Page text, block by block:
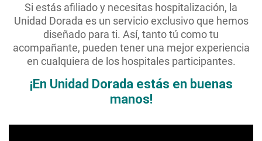
Si estás afiliado y necesitas hospitalización, la
Unidad Dorada es un servicio exclusivo que hemos
diseñado para ti. Así, tanto tú como tu
acompañante, pueden tener una mejor experiencia
en cualquiera de los hospitales participantes.
¡En Unidad Dorada estás en buenas
manos!